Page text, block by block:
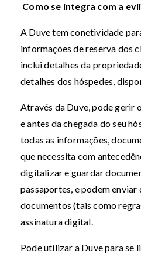
Como se integra com a
A Duve tem conetividade
informações de reserva dos
inclui detalhes da
detalhes dos hóspedes,
Através da Duve, pode gerir
e antes da chegada do seu
todas as informações,
que necessita com
digitalizar e guardar
passaportes, e podem
documentos (tais como
assinatura digital.
Pode utilizar a Duve para se